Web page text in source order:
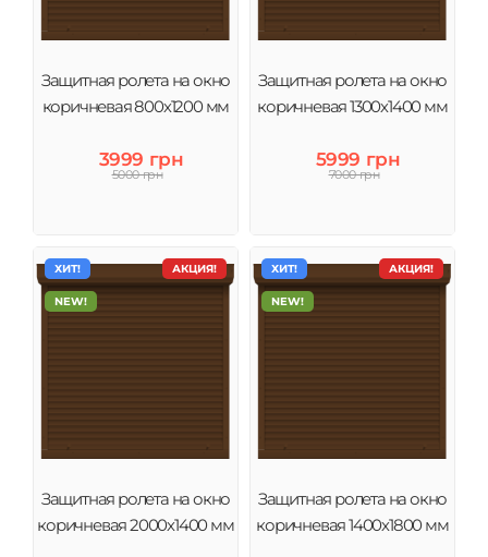
Защитная ролета на окно
коричневая 800х1200 мм
3999 грн
5000 грн
Защитная ролета на окно
коричневая 1300х1400 мм
5999 грн
7000 грн
АКЦИЯ!
ХИТ!
NEW!
Защитная ролета на окно
коричневая 2000х1400 мм
АКЦИЯ!
ХИТ!
NEW!
Защитная ролета на окно
коричневая 1400х1800 мм